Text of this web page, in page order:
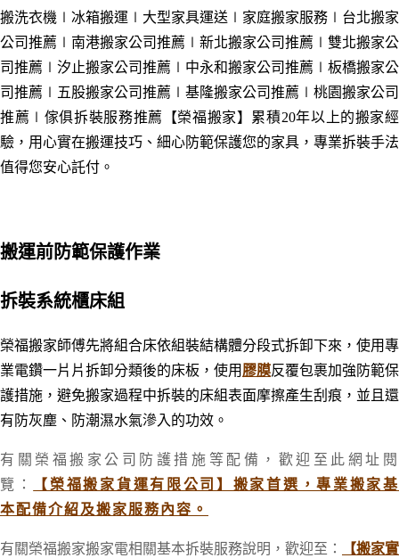
搬洗衣機∣冰箱搬運∣大型家具運送∣家庭搬家服務 ∣台北搬家
公司推薦 ∣南港搬家公司推薦 ∣新北搬家公司推薦 ∣雙北搬家公
司推薦 ∣汐止搬家公司推薦 ∣中永和搬家公司推薦 ∣板橋搬家公
司推薦 ∣五股搬家公司推薦 ∣基隆搬家公司推薦 ∣桃園搬家公司
推薦 ∣傢俱拆裝服務推薦【榮福搬家】累積20年以上的搬家經
驗，用心實在搬運技巧、細心防範保護您的家具，專業拆裝手法
值得您安心託付。
搬運前防範保護作業
拆裝系統櫃床組
榮福搬家師傅先將組合床依組裝結構體分段式拆卸下來，使用專
業電鑽一片片拆卸分類後的床板，使用 膠膜反覆包裹加強防範保
護措施，避免搬家過程中拆裝的床組表面摩擦產生刮痕 ，並 且還
有防灰塵、防潮濕水氣滲入的功效。
有關榮福搬家公司防護措施等配備 ，歡迎至此網址閱
覽：
【榮福搬家貨運有限公司】搬家首選，專業搬家基
本配備介紹及搬家服務內容。
有關榮福搬家搬家電相關基本拆裝服務說明，歡迎至：
【搬家實